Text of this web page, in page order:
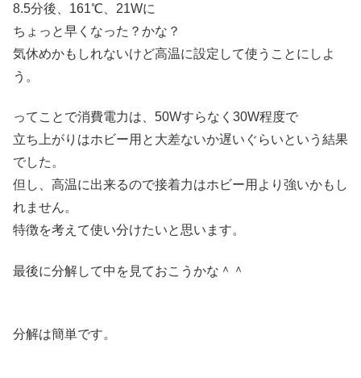
8.5分後、161℃、21Wに
ちょっと早くなった？かな？
気休めかもしれないけど高温に設定して使うことにしよ
う。
ってことで消費電力は、50Wすらなく30W程度で
立ち上がりはホビー用と大差ないか遅いぐらいという結果
でした。
但し、高温に出来るので接着力はホビー用より強いかもし
れません。
特徴を考えて使い分けたいと思います。
最後に分解して中を見ておこうかな＾＾
分解は簡単です。